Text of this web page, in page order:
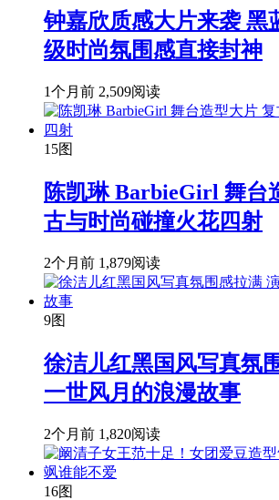
钟嘉欣质感大片来袭 黑
级时尚氛围感直接封神
1个月前 2,509阅读
15图
陈凯琳 BarbieGirl 舞台
古与时尚碰撞火花四射
2个月前 1,879阅读
9图
徐洁儿红黑国风写真氛
一世风月的浪漫故事
2个月前 1,820阅读
16图